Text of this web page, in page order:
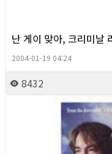
난 게이 맞아, 크리미날
2004-01-19 04:24
8432